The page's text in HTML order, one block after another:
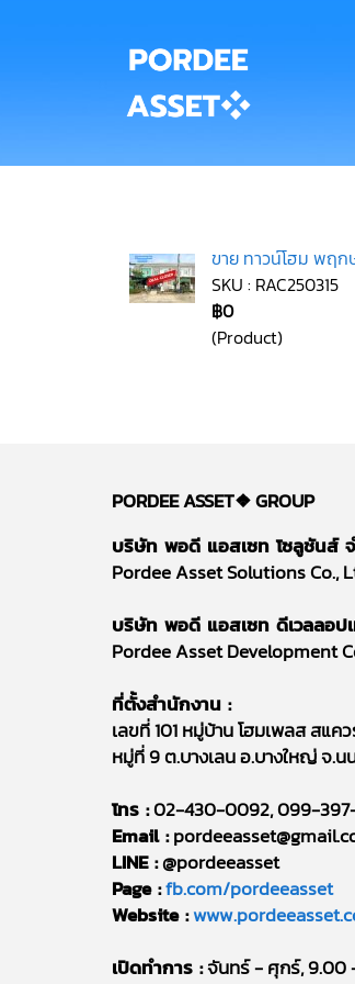
ขาย ทาวน์โฮม พฤก
SKU : RAC250315
฿0
(Product)
PORDEE ASSET❖GROUP
บริษัท พอดี แอสเซท โซลูชันส์
Pordee Asset Solutions Co.,
บริษัท พอดี แอสเซท ดีเวลลอป
Pordee Asset Development
ที่ตั้งสำนักงาน :
เลขที่ 101 หมู่บ้าน โฮมเพลส สแค
หมู่ที่ 9 ต.บางเลน อ.บางใหญ่ จ.น
โทร :02-430-0092, 099-
Email :
LINE :@pordeeasset
Page :fb.com/pordeeasset
Website :
เปิดทำการ :จันทร์ - ศุกร์, 9.00